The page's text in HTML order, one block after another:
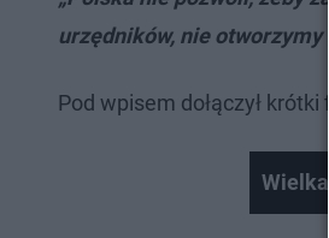
urzędników, nie otworzymy
Pod wpisem dołączył krótki